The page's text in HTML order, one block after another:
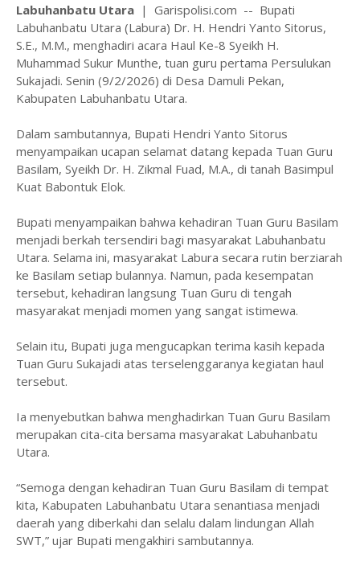
Labuhanbatu Utara | Garispolisi.com -- Bupati
Labuhanbatu Utara (Labura) Dr. H. Hendri Yanto Sitorus,
S.E., M.M., menghadiri acara Haul Ke-8 Syeikh H.
Muhammad Sukur Munthe, tuan guru pertama Persulukan
Sukajadi. Senin (9/2/2026) di Desa Damuli Pekan,
Kabupaten Labuhanbatu Utara.
Dalam sambutannya, Bupati Hendri Yanto Sitorus
menyampaikan ucapan selamat datang kepada Tuan Guru
Basilam, Syeikh Dr. H. Zikmal Fuad, M.A., di tanah Basimpul
Kuat Babontuk Elok.
Bupati menyampaikan bahwa kehadiran Tuan Guru Basilam
menjadi berkah tersendiri bagi masyarakat Labuhanbatu
Utara. Selama ini, masyarakat Labura secara rutin berziarah
ke Basilam setiap bulannya. Namun, pada kesempatan
tersebut, kehadiran langsung Tuan Guru di tengah
masyarakat menjadi momen yang sangat istimewa.
Selain itu, Bupati juga mengucapkan terima kasih kepada
Tuan Guru Sukajadi atas terselenggaranya kegiatan haul
tersebut.
Ia menyebutkan bahwa menghadirkan Tuan Guru Basilam
merupakan cita-cita bersama masyarakat Labuhanbatu
Utara.
“Semoga dengan kehadiran Tuan Guru Basilam di tempat
kita, Kabupaten Labuhanbatu Utara senantiasa menjadi
daerah yang diberkahi dan selalu dalam lindungan Allah
SWT,” ujar Bupati mengakhiri sambutannya.